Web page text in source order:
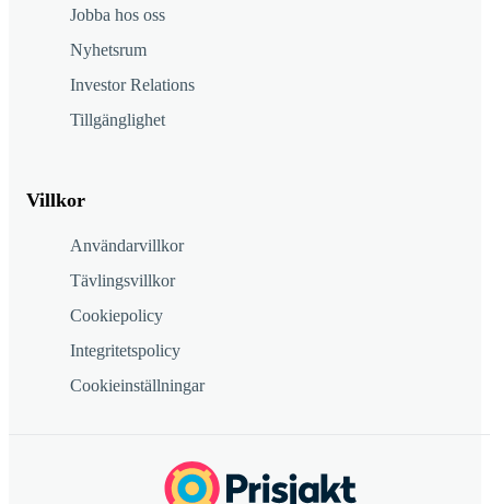
Jobba hos oss
Nyhetsrum
Investor Relations
Tillgänglighet
Villkor
Användarvillkor
Tävlingsvillkor
Cookiepolicy
Integritetspolicy
Cookieinställningar